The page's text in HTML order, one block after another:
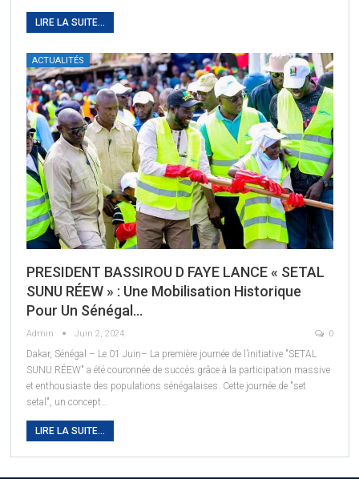
LIRE LA SUITE...
ACTUALITÉS
PRESIDENT BASSIROU D FAYE LANCE « SETAL
SUNU RÉEW » : Une Mobilisation Historique
Pour Un Sénégal…
Admin Juin 2, 2024 0
Dakar, Sénégal – Le 01 Juin– La première journée de l’initiative "SETAL
SUNU RÉEW" a été couronnée de succès grâce à la participation massive
et enthousiaste des populations sénégalaises. Cette journée de "set
setal", un concept
LIRE LA SUITE...